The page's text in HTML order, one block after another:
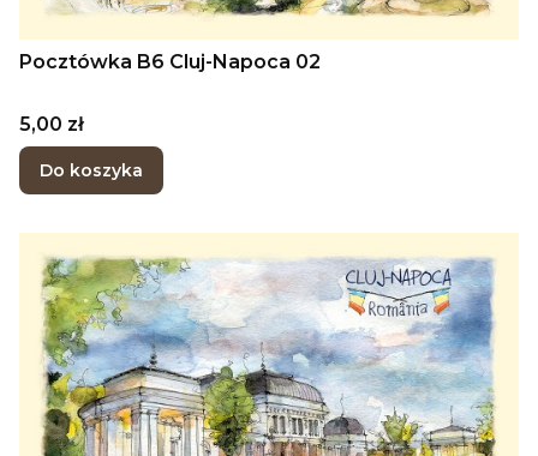
Pocztówka B6 Cluj-Napoca 02
Cena
5,00 zł
Do koszyka